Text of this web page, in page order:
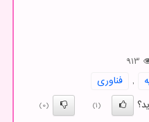
913
,
فناوری
(1)
(0)